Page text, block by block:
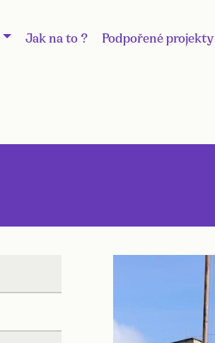
Jak na to ? Podpořené projekty